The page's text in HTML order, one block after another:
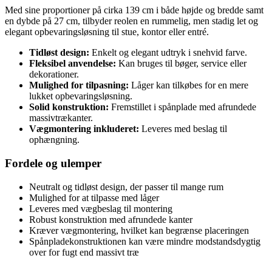
Med sine proportioner på cirka 139 cm i både højde og bredde samt
en dybde på 27 cm, tilbyder reolen en rummelig, men stadig let og
elegant opbevaringsløsning til stue, kontor eller entré.
Tidløst design: Enkelt og elegant udtryk i snehvid farve.
Fleksibel anvendelse: Kan bruges til bøger, service eller
dekorationer.
Mulighed for tilpasning: Låger kan tilkøbes for en mere
lukket opbevaringsløsning.
Solid konstruktion: Fremstillet i spånplade med afrundede
massivtrækanter.
Vægmontering inkluderet: Leveres med beslag til
ophængning.
Fordele og ulemper
Neutralt og tidløst design, der passer til mange rum
Mulighed for at tilpasse med låger
Leveres med vægbeslag til montering
Robust konstruktion med afrundede kanter
Kræver vægmontering, hvilket kan begrænse placeringen
Spånpladekonstruktionen kan være mindre modstandsdygtig
over for fugt end massivt træ